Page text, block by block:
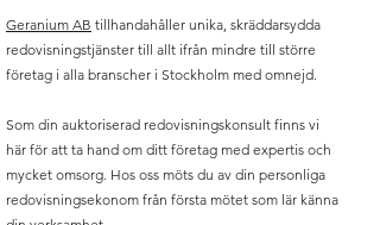
Geranium AB tillhandahåller unika, skräddarsydda
redovisningstjänster till allt ifrån mindre till större
företag i alla branscher i Stockholm med omnejd.
Som din auktoriserad redovisningskonsult finns vi
här för att ta hand om ditt företag med expertis och
mycket omsorg. Hos oss möts du av din personliga
redovisningsekonom från första mötet som lär känna